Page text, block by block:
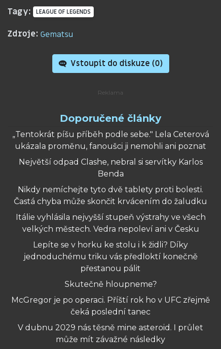
Tagy: LEAGUE OF LEGENDS
Zdroje: Gematsu
Vstoupit do diskuze (0)
Doporučené články
„Tentokrát píšu příběh podle sebe." Lela Ceterová
ukázala proměnu, fanoušci ji nemohli ani poznat
Největší odpad Clashe, nebral si servítky Karlos
Benda
Nikdy nemíchejte tyto dvě tablety proti bolesti.
Častá chyba může skončit krvácením do žaludku
Itálie vyhlásila nejvyšší stupeň výstrahy ve všech
velkých městech. Vedra nepoleví ani v Česku
Lepíte se v horku ke stolu i k židli? Díky
jednoduchému triku vás předloktí konečně
přestanou pálit
Skutečně hloupneme?
McGregor je po operaci. Příští rok ho v UFC zřejmě
čeká poslední tanec
V dubnu 2029 nás těsně mine asteroid. I průlet
může mít závažné následky